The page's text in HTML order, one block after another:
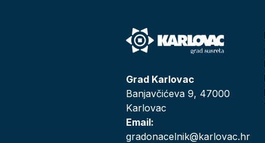
Grad Karlovac
Banjavčićeva 9, 47000
Karlovac
Email:
gradonacelnik@karlovac.hr